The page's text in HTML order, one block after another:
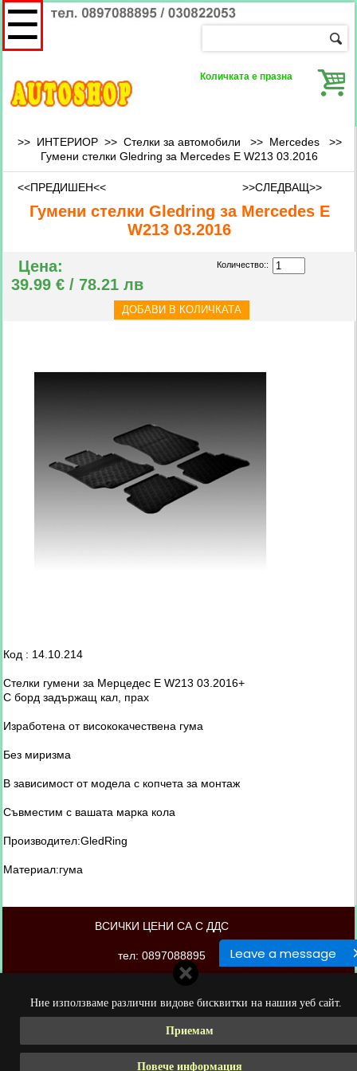
Leave a message
Ние използваме различни видове бисквитки на нашия уеб сайт.
Приемам
Повече информация
Количката е празна
☰
>> ИНТЕРИОР >> Стелки за автомобили >> Mercedes>>
Гумени стелки Gledring за Mercedes E W213 03.2016
<<ПРЕДИШЕН<< >>СЛЕДВАЩ>>
Гумени стелки Gledring за Mercedes E
W213 03.2016
Цена:
39.99 € / 78.21 лв
Количество::
Код : 14.10.214
Стелки гумени за Мерцедес E W213 03.2016+
С борд задържащ кал, прах
Изработена от висококачествена гума
Без миризма
В зависимост от модела с копчета за монтаж
Съвместим с вашата марка кола
Производител:GledRing
Материал:гума
ВСИЧКИ ЦЕНИ СА С ДДС
тел: 0897088895